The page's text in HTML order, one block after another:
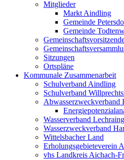
Mitglieder
Markt Aindling
Gemeinde
Gemeinde
Sitzungen
Ortspläne
Kommunale Zusammenarbeit
Schulverband Aindling
Schulverband
Abwasserzweckverband
Wasserverband
Wasserzweckverband
Wittelsbacher Land
Erholungsgebieteverein
vhs Landkreis Aichach-